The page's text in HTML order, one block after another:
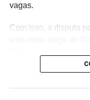
vagas.
Com isso, a disputa
Os três possuem
e chegam à reta da